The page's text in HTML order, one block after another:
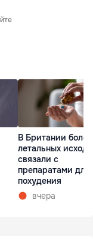
В Британии
летальных
связали с
препаратами для
похудения
вчера